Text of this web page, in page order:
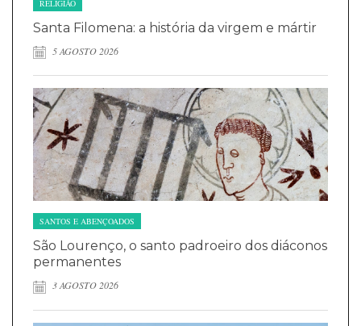
RELIGIÃO
Santa Filomena: a história da virgem e mártir
5 AGOSTO 2026
SANTOS E ABENÇOADOS
São Lourenço, o santo padroeiro dos diáconos
permanentes
3 AGOSTO 2026